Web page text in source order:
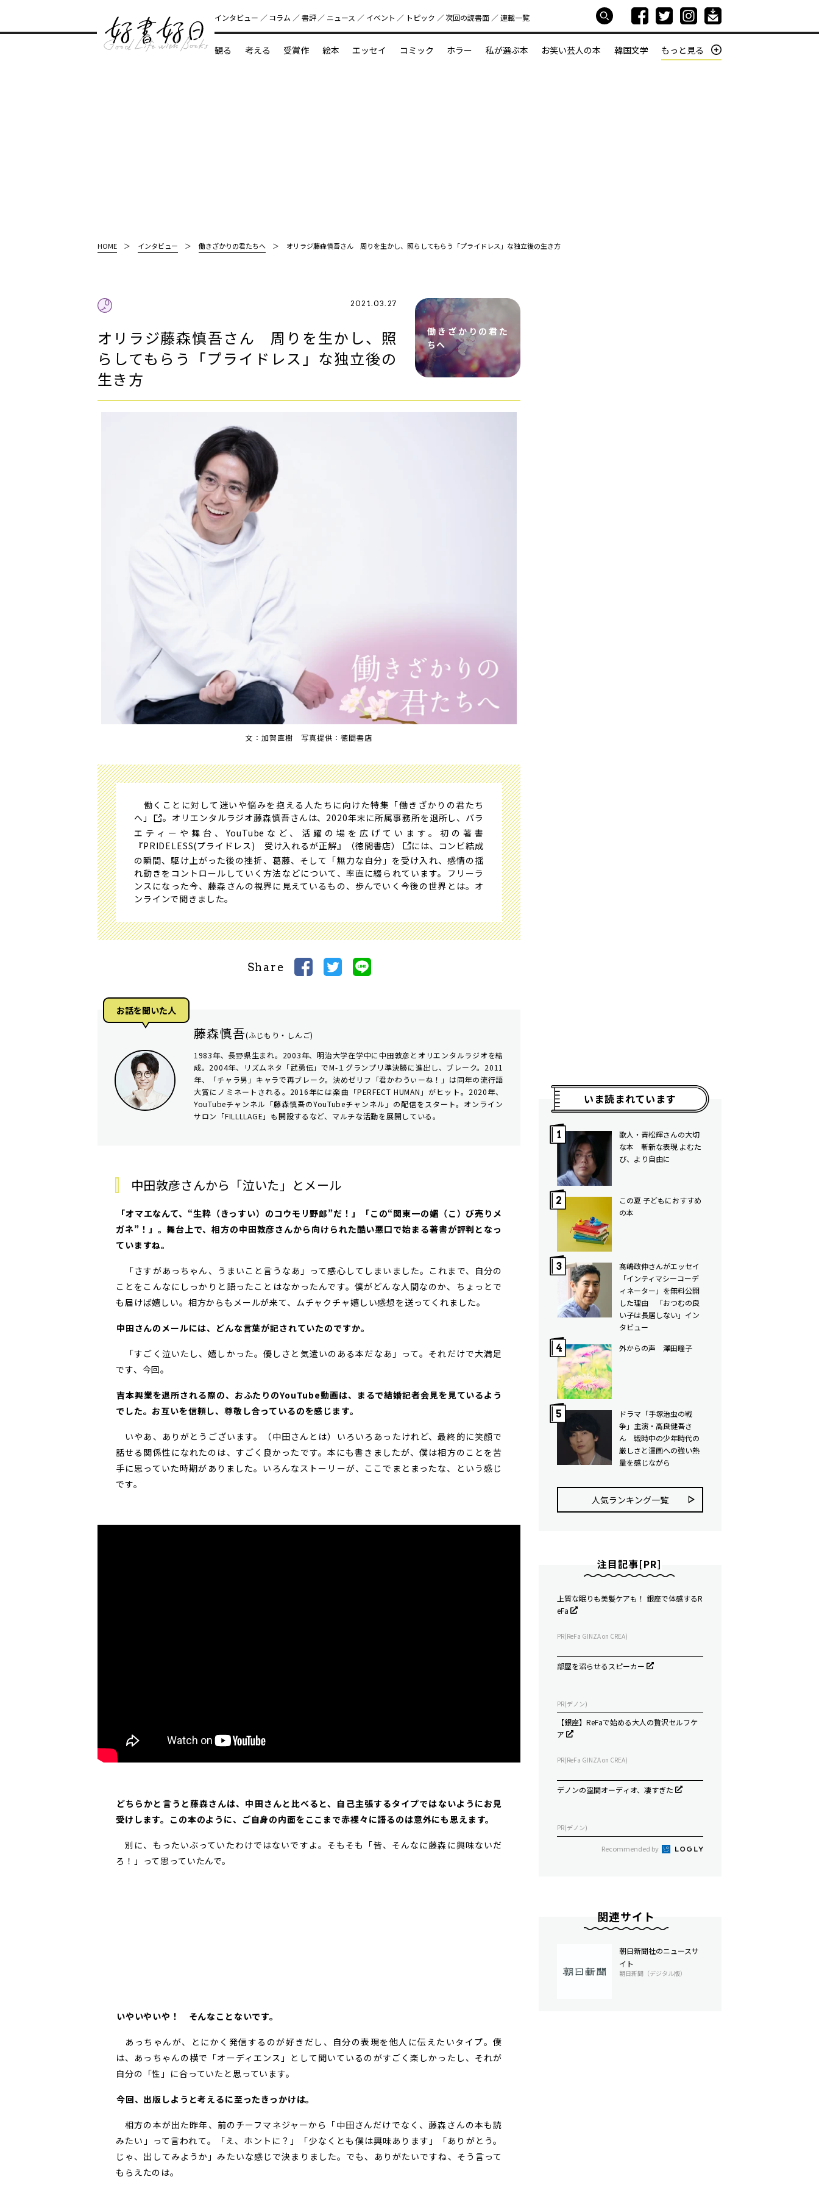
好書好日
インタビュー コラム 書評 ニュース イベント トピック 次回の読書⾯ 連載一覧
観る 考える 受賞作 絵本 エッセイ コミック ホラー 私が選ぶ本 お笑い芸人の本 韓国文学 もっと見る
HOME インタビュー 働きざかりの君たちへ オリラジ藤森慎吾さん 周りを生かし、照らしてもらう「プライドレス」な独立後の生き方
働きざかりの君た
ちへ
2021.03.27
オリラジ藤森慎吾さん 周りを生かし、照
らしてもらう「プライドレス」な独立後の
生き方
文：加賀直樹 写真提供：徳間書店
働くことに対して迷いや悩みを抱える人たちに向けた特集 「働きざかりの君たち
へ」
。オリエンタルラジオ藤森慎吾さんは、2020年末に所属事務所を退所し、バラ
エティーや舞台、YouTubeなど、活躍の場を広げています。初の著書
『PRIDELESS(プライドレス) 受け入れるが正解』（徳間書店）
には、コンビ結成
の瞬間、駆け上がった後の挫折、葛藤、そして「無力な自分」を受け入れ、感情の揺
れ動きをコントロールしていく方法などについて、率直に綴られています。フリーラ
ンスになった今、藤森さんの視界に見えているもの、歩んでいく今後の世界とは。オ
ンラインで聞きました。
Share
お話を聞いた⼈
藤森慎吾(ふじもり・しんご)
1983年、長野県生まれ。2003年、明治大学在学中に中田敦彦とオリエンタルラジオを結
成。2004年、リズムネタ「武勇伝」でM-１グランプリ準決勝に進出し、ブレーク。2011
年、「チャラ男」キャラで再ブレーク。決めゼリフ「君かわうぃーね！」は同年の流行語
大賞にノミネートされる。2016年には楽曲「PERFECT HUMAN」がヒット。2020年、
YouTubeチャンネル「藤森慎吾のYouTubeチャンネル」の配信をスタート。オンライン
サロン「FILLLLAGE」も開設するなど、マルチな活動を展開している。
中田敦彦さんから「泣いた」とメール
――「オマエなんて、“生粋（きっすい）のコウモリ野郎”だ！」「この“関東一の媚（こ）び売りメ
ガネ”！」。舞台上で、相方の中田敦彦さんから向けられた酷い悪口で始まる著書が評判となっ
ていますね。
「さすがあっちゃん、うまいこと言うなあ」って感心してしまいました。これまで、自分の
ことをこんなにしっかりと語ったことはなかったんです。僕がどんな人間なのか、ちょっとで
も届けば嬉しい。相方からもメールが来て、ムチャクチャ嬉しい感想を送ってくれました。
――中田さんのメールには、どんな言葉が記されていたのですか。
「すごく泣いたし、嬉しかった。優しさと気遣いのある本だなあ」って。それだけで大満足
です、今回。
――吉本興業を退所される際の、おふたりのYouTube動画は、まるで結婚記者会見を見ているよう
でした。お互いを信頼し、尊敬し合っているのを感じます。
いやあ、ありがとうございます。（中田さんとは）いろいろあったけれど、最終的に笑顔で
話せる関係性になれたのは、すごく良かったです。本にも書きましたが、僕は相方のことを苦
手に思っていた時期がありました。いろんなストーリーが、ここでまとまったな、という感じ
です。
――どちらかと言うと藤森さんは、中田さんと比べると、自己主張するタイプではないようにお見
受けします。この本のように、ご自身の内面をここまで赤裸々に語るのは意外にも思えます。
別に、もったいぶっていたわけではないですよ。そもそも「皆、そんなに藤森に興味ないだ
ろ！」って思っていたんで。
――いやいやいや！ そんなことないです。
あっちゃんが、とにかく発信するのが好きだし、自分の表現を他人に伝えたいタイプ。僕
は、あっちゃんの横で「オーディエンス」として聞いているのがすごく楽しかったし、それが
自分の「性」に合っていたと思っています。
――今回、出版しようと考えるに至ったきっかけは。
相方の本が出た昨年、前のチーフマネジャーから「中田さんだけでなく、藤森さんの本も読
みたい」って言われて。「え、ホントに？」「少なくとも僕は興味あります」「ありがとう。
じゃ、出してみようか」みたいな感じで決まりました。でも、ありがたいですね、そう言って
もらえたのは。
いま読まれています
歌人・青松輝さんの大切
な本 斬新な表現 よむた
び、より自由に
この夏 子どもにおすすめ
の本
髙嶋政伸さんがエッセイ
「インティマシーコーデ
ィネーター」を無料公開
した理由 「おつむの良
い子は長居しない」イン
タビュー
外からの声 澤田瞳子
ドラマ「手塚治虫の戦
争」主演・高良健吾さ
ん 戦時中の少年時代の
厳しさと漫画への強い熱
量を感じながら
人気ランキング⼀覧
注目記事[PR]
上質な眠りも美髪ケアも！ 銀座で体感するR
eFa
PR(ReFa GINZA on CREA)
部屋を沼らせるスピーカー
PR(デノン)
【銀座】ReFaで始める大人の贅沢セルフケ
ア
PR(ReFa GINZA on CREA)
デノンの空間オーディオ、凄すぎた
PR(デノン)
Recommended by
関連サイト
朝日新聞社のニュースサ
イト
朝日新聞（デジタル版）